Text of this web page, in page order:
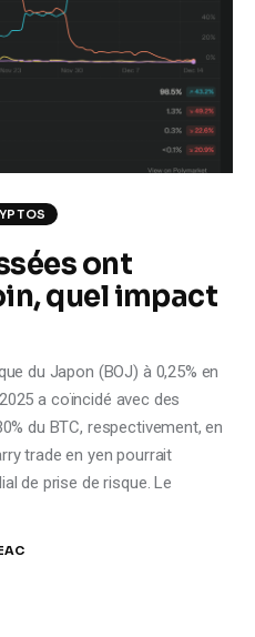
ont
quel impact
du Japon (BOJ) à 0,25% en
a coïncidé avec des
du BTC, respectivement, en
trade en yen pourrait
de prise de risque. Le